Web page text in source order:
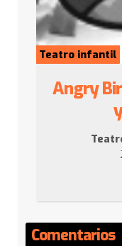
Teatro infantil
Angry
Comentarios